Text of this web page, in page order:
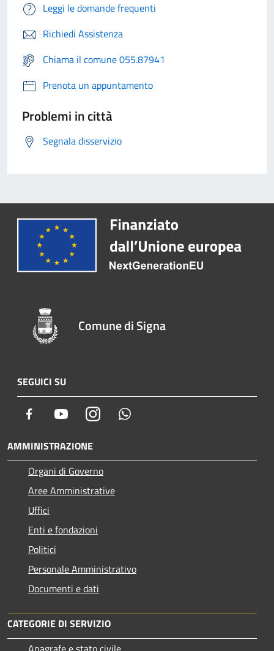
Leggi le domande frequenti
Richiedi Assistenza
Chiama il comune 055.87941
Prenota un appuntamento
Problemi in città
Segnala disservizio
Comune di Signa
SEGUICI SU
Facebook YoutubeInstagram
AMMINISTRAZIONE
Organi di Governo
Aree Amministrative
Uffici
Enti e fondazioni
Politici
Personale Amministrativo
Documenti e dati
CATEGORIE DI SERVIZIO